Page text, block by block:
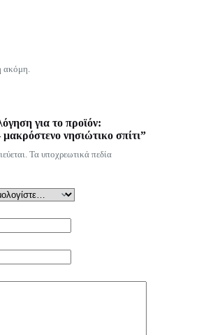
ακόμη.
για το προϊόν:
νησιώτικο σπίτι”
Τα υποχρεωτικά πεδία